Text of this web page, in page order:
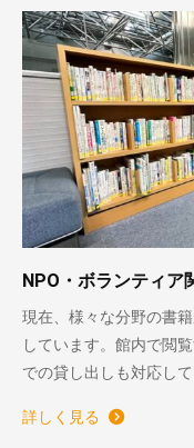
NPO・ボランティア
現在、様々な分野の書
しています。館内で閲
での貸し出しも対応して
詳しく見る